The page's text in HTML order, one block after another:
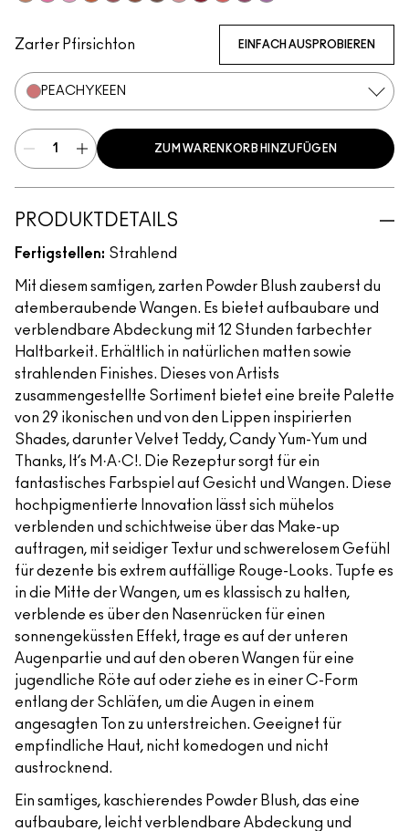
Zarter Pfirsichton EINFACH AUSPROBIEREN
PEACHYKEEN
ZUM WARENKORB HINZUFÜGEN
PRODUKTDETAILS
Fertigstellen: Strahlend
Mit diesem samtigen, zarten Powder Blush zauberst du
atemberaubende Wangen. Es bietet aufbaubare und
verblendbare Abdeckung mit 12 Stunden farbechter
Haltbarkeit. Erhältlich in natürlichen matten sowie
strahlenden Finishes. Dieses von Artists
zusammengestellte Sortiment bietet eine breite Palette
von 29 ikonischen und von den Lippen inspirierten
Shades, darunter Velvet Teddy, Candy Yum-Yum und
Thanks, It’s M·A·C!. Die Rezeptur sorgt für ein
fantastisches Farbspiel auf Gesicht und Wangen. Diese
hochpigmentierte Innovation lässt sich mühelos
verblenden und schichtweise über das Make-up
auftragen, mit seidiger Textur und schwerelosem Gefühl
für dezente bis extrem auffällige Rouge-Looks. Tupfe es
in die Mitte der Wangen, um es klassisch zu halten,
verblende es über den Nasenrücken für einen
sonnengeküssten Effekt, trage es auf der unteren
Augenpartie und auf den oberen Wangen für eine
jugendliche Röte auf oder ziehe es in einer C-Form
entlang der Schläfen, um die Augen in einem
angesagten Ton zu unterstreichen. Geeignet für
empfindliche Haut, nicht komedogen und nicht
austrocknend.
Ein samtiges, kaschierendes Powder Blush, das eine
aufbaubare, leicht verblendbare Abdeckung und